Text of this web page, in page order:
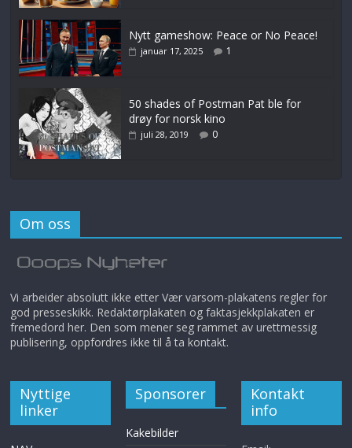
Nytt gameshow: Peace or No Peace!
januar 17, 2025 1
50 shades of Postman Pat ble for
drøy for norsk kino
juli 28, 2019 0
Om oss
Vi arbeider absolutt ikke etter Vær varsom-plakatens regler for
god presseskikk. Redaktørplakaten og faktasjekkplakaten er
fremedord her. Den som mener seg rammet av urettmessig
publisering, oppfordres ikke til å ta kontakt.
Nyttige
linker
Sponsorer
Kakebilder
Kontakt
info